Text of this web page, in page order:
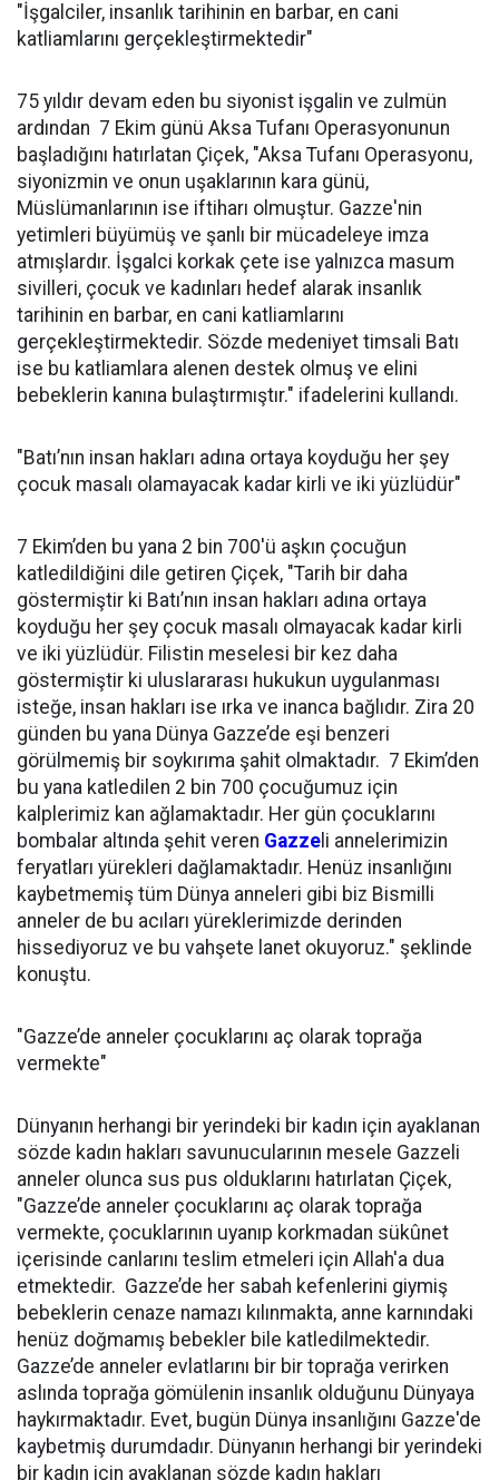
"İşgalciler, insanlık tarihinin en barbar, en cani
katliamlarını gerçekleştirmektedir"
75 yıldır devam eden bu siyonist işgalin ve zulmün
ardından 7 Ekim günü Aksa Tufanı Operasyonunun
başladığını hatırlatan Çiçek, "Aksa Tufanı Operasyonu,
siyonizmin ve onun uşaklarının kara günü,
Müslümanlarının ise iftiharı olmuştur. Gazze'nin
yetimleri büyümüş ve şanlı bir mücadeleye imza
atmışlardır. İşgalci korkak çete ise yalnızca masum
sivilleri, çocuk ve kadınları hedef alarak insanlık
tarihinin en barbar, en cani katliamlarını
gerçekleştirmektedir. Sözde medeniyet timsali Batı
ise bu katliamlara alenen destek olmuş ve elini
bebeklerin kanına bulaştırmıştır." ifadelerini kullandı.
"Batı’nın insan hakları adına ortaya koyduğu her şey
çocuk masalı olamayacak kadar kirli ve iki yüzlüdür"
7 Ekim’den bu yana 2 bin 700'ü aşkın çocuğun
katledildiğini dile getiren Çiçek, "Tarih bir daha
göstermiştir ki Batı’nın insan hakları adına ortaya
koyduğu her şey çocuk masalı olmayacak kadar kirli
ve iki yüzlüdür. Filistin meselesi bir kez daha
göstermiştir ki uluslararası hukukun uygulanması
isteğe, insan hakları ise ırka ve inanca bağlıdır. Zira 20
günden bu yana Dünya Gazze’de eşi benzeri
görülmemiş bir soykırıma şahit olmaktadır. 7 Ekim’den
bu yana katledilen 2 bin 700 çocuğumuz için
kalplerimiz kan ağlamaktadır. Her gün çocuklarını
bombalar altında şehit veren Gazze li annelerimizin
feryatları yürekleri dağlamaktadır. Henüz insanlığını
kaybetmemiş tüm Dünya anneleri gibi biz Bismilli
anneler de bu acıları yüreklerimizde derinden
hissediyoruz ve bu vahşete lanet okuyoruz." şeklinde
konuştu.
"Gazze’de anneler çocuklarını aç olarak toprağa
vermekte"
Dünyanın herhangi bir yerindeki bir kadın için ayaklanan
sözde kadın hakları savunucularının mesele Gazzeli
anneler olunca sus pus olduklarını hatırlatan Çiçek,
"Gazze’de anneler çocuklarını aç olarak toprağa
vermekte, çocuklarının uyanıp korkmadan sükûnet
içerisinde canlarını teslim etmeleri için Allah'a dua
etmektedir. Gazze’de her sabah kefenlerini giymiş
bebeklerin cenaze namazı kılınmakta, anne karnındaki
henüz doğmamış bebekler bile katledilmektedir.
Gazze’de anneler evlatlarını bir bir toprağa verirken
aslında toprağa gömülenin insanlık olduğunu Dünyaya
haykırmaktadır. Evet, bugün Dünya insanlığını Gazze'de
kaybetmiş durumdadır. Dünyanın herhangi bir yerindeki
bir kadın için ayaklanan sözde kadın hakları